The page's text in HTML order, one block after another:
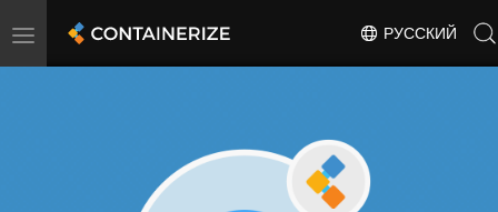
Toggle
РУССКИЙ